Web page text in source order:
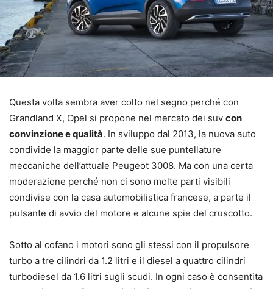
Questa volta sembra aver colto nel segno perché con
Grandland X, Opel si propone nel mercato dei suv con
convinzione e qualità. In sviluppo dal 2013, la nuova auto
condivide la maggior parte delle sue puntellature
meccaniche dell’attuale Peugeot 3008. Ma con una certa
moderazione perché non ci sono molte parti visibili
condivise con la casa automobilistica francese, a parte il
pulsante di avvio del motore e alcune spie del cruscotto.
Sotto al cofano i motori sono gli stessi con il propulsore
turbo a tre cilindri da 1.2 litri e il diesel a quattro cilindri
turbodiesel da 1.6 litri sugli scudi. In ogni caso è consentita